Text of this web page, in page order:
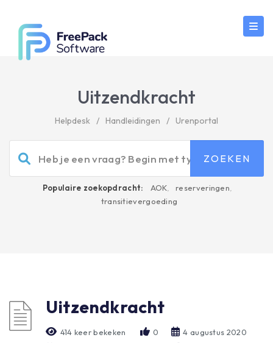
Uitzendkracht
Helpdesk / Handleidingen / Urenportal
Populaire zoekopdracht: AOK reserveringen
transitievergoeding
Uitzendkracht
414 keer bekeken 0
4 augustus 2020